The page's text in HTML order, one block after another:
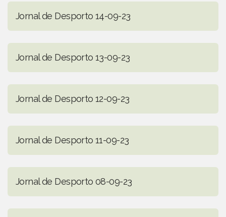
Jornal de Desporto 14-09-23
Jornal de Desporto 13-09-23
Jornal de Desporto 12-09-23
Jornal de Desporto 11-09-23
Jornal de Desporto 08-09-23